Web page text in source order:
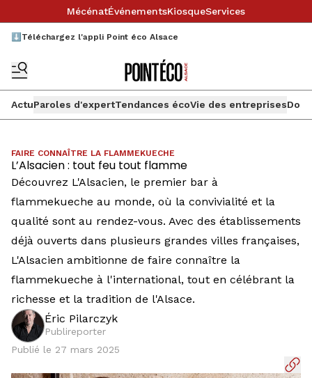
MécénatÉvénementsKiosqueServices
⬇️Téléchargez l'appli Point éco Alsace
ActuParoles d'expertTendances écoVie des entreprises
FAIRE CONNAÎTRE LA FLAMMEKUECHE
L’Alsacien : tout feu tout flamme
Découvrez L'Alsacien, le premier bar à
flammekueche au monde, où la convivialité et la
qualité sont au rendez-vous. Avec des établissements
déjà ouverts dans plusieurs grandes villes françaises,
L'Alsacien ambitionne de faire connaître la
flammekueche à l'international, tout en célébrant la
richesse et la tradition de l'Alsace.
Éric Pilarczyk
Publireporter
Publié le 27 mars 2025